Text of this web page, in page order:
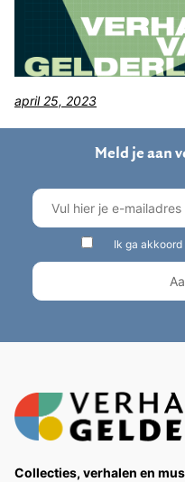
april 25, 2023
Meld je aan
Ik ga
Collecties, verhalen en